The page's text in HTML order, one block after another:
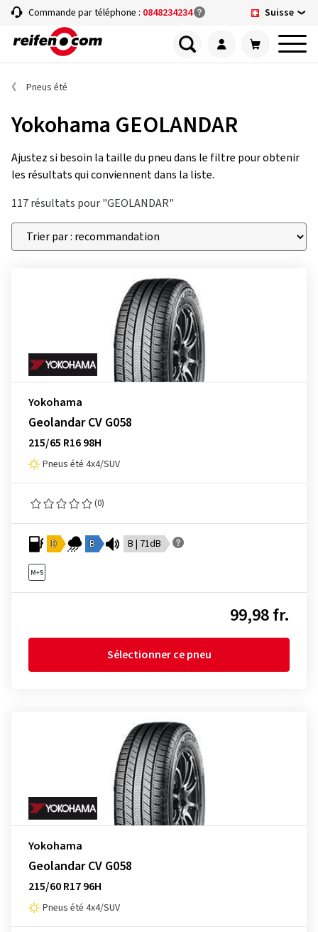
Commande par téléphone : 0848234234 Suisse
Pneus été
Yokohama GEOLANDAR
Ajustez si besoin la taille du pneu dans le filtre pour obtenir
les résultats qui conviennent dans la liste.
117 résultats pour "GEOLANDAR"
Yokohama
Geolandar CV G058
215/65 R16 98H
Pneus été 4x4/SUV
(0)
D B B | 71dB
99,98 fr.
Sélectionner ce pneu
Yokohama
Geolandar CV G058
215/60 R17 96H
Pneus été 4x4/SUV